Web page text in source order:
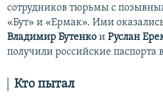
сотрудников тюрьмы с
«Бут» и «Ермак». Ими
Владимир Бутенко и Руслан
получили российские паспорта
Кто пытал